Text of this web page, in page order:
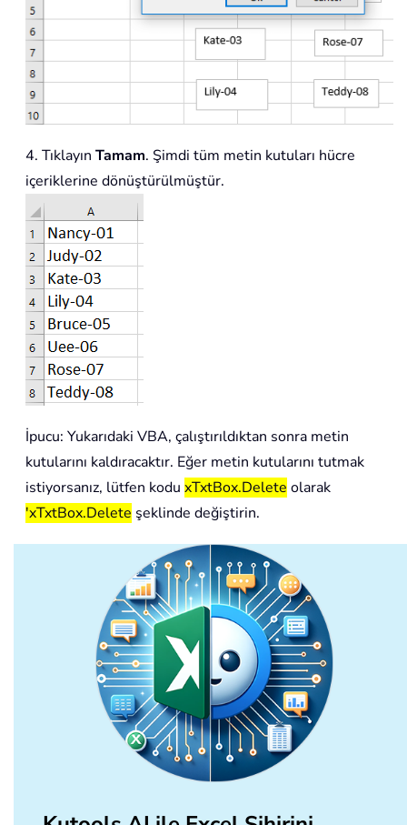
4. Tıklayın Tamam. Şimdi tüm metin kutuları hücre
içeriklerine dönüştürülmüştür.
İpucu: Yukarıdaki VBA, çalıştırıldıktan sonra metin
kutularını kaldıracaktır. Eğer metin kutularını tutmak
istiyorsanız, lütfen kodu xTxtBox.Delete olarak
'xTxtBox.Delete şeklinde değiştirin.